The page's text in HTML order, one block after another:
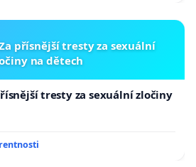
kultivují ke spokojenosti
na experimenty, které
uvedené žádáme Radu a
Hradec Králové, aby
přísnější tresty za sexuální
na dětech
tresty za sexuální zločiny